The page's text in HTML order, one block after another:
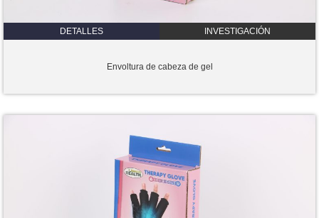
DETALLES INVESTIGACIÓN
Envoltura de cabeza de gel